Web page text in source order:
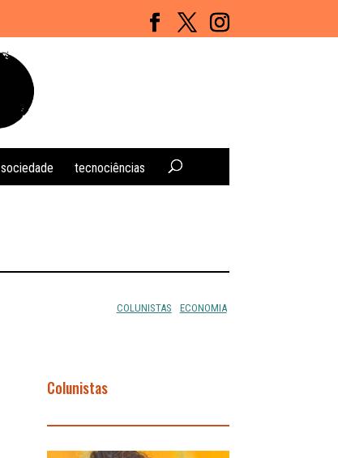
sociedade tecnociências
COLUNISTAS ECONOMIA
Colunistas